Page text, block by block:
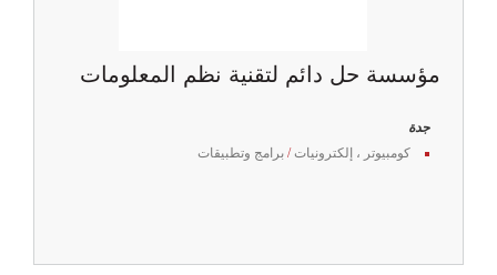
مؤسسة حل دائم لتقنية نظم المعلومات
جدة
كومبيوتر ، إلكترونيات/ برامج وتطبيقات